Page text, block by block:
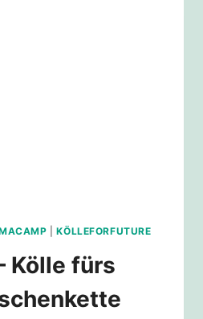
|KÖLLEFORFUTURE
Kölle fürs